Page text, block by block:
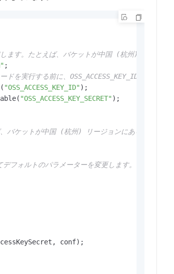
します。たとえば、バケットが中国 (杭州) リ
実行する前に、OSS_ACCESS_KEY_ID および
"OSS_ACCESS_KEY_ID"
"OSS_ACCESS_KEY_SECRET"
バケットが中国 (杭州) リージョンにある場合、
ォルトのパラメーターを変更します。
conf);